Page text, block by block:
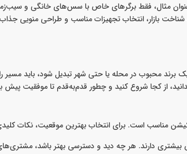
مثال، فقط برگرهای خاص با سس‌های خانگی و
شناخت بازار، انتخاب تجهیزات مناسب و طراحی منویی
محبوب در محله یا حتی شهر تبدیل شود، باید مسیر
از کجا شروع کنید و چطور قدم‌به‌قدم تا موفقیت پیش
مناسب است. برای انتخاب بهترین موقعیت، نکات
دارند. هر چه دید و دسترسی بهتر باشد،